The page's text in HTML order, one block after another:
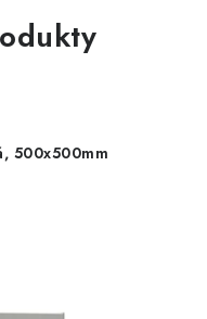
500x500mm